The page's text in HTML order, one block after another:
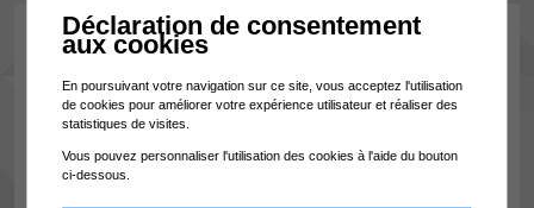
Sarah WASSMER-JORIS, Présidente de la commission
Jonathan DUBOSSON
Sophie GASPOZ
David MÉDICO
Déclaration de consentement
aux cookies
En poursuivant votre navigation sur ce site, vous acceptez l'utilisation
de cookies pour améliorer votre expérience utilisateur et réaliser des
statistiques de visites.
Vous pouvez personnaliser l'utilisation des cookies à l'aide du bouton
ci-dessous.